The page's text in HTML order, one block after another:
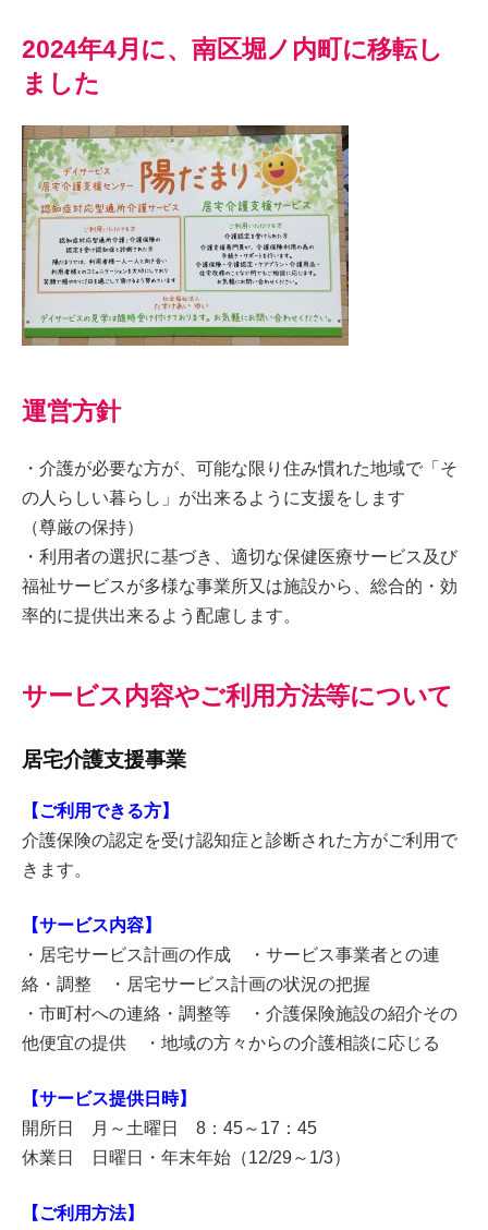
2024年4月に、南区堀ノ内町に移転し
ました
運営方針
・介護が必要な方が、可能な限り住み慣れた地域で「そ
の人らしい暮らし」が出来るように支援をします
（尊厳の保持）
・利用者の選択に基づき、適切な保健医療サービス及び
福祉サービスが多様な事業所又は施設から、総合的・効
率的に提供出来るよう配慮します。
サービス内容やご利用方法等について
居宅介護支援事業
【ご利用できる方】
介護保険の認定を受け認知症と診断された方がご利用で
きます。
【サービス内容】
・居宅サービス計画の作成 ・サービス事業者との連
絡・調整 ・居宅サービス計画の状況の把握
・市町村への連絡・調整等 ・介護保険施設の紹介その
他便宜の提供 ・地域の方々からの介護相談に応じる
【サービス提供日時】
開所日 月～土曜日 8：45～17：45
休業日 日曜日・年末年始（12/29～1/3）
【ご利用方法】